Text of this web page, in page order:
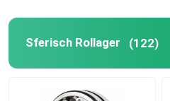
Sferisch Rollager (122)